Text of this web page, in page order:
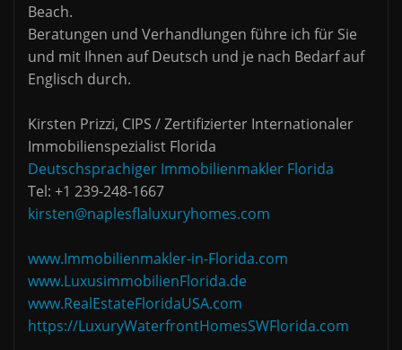
Beach.
Beratungen und Verhandlungen führe ich für Sie
und mit Ihnen auf Deutsch und je nach Bedarf auf
Englisch durch.
Kirsten Prizzi, CIPS / Zertifizierter Internationaler
Immobilienspezialist Florida
Deutschsprachiger Immobilienmakler Florida
Tel: +1 239-248-1667
kirsten@naplesflaluxuryhomes.com
www.Immobilienmakler-in-Florida.com
www.LuxusimmobilienFlorida.de
www.RealEstateFloridaUSA.com
https://LuxuryWaterfrontHomesSWFlorida.com